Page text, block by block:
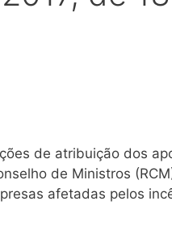
de atribuição dos
de Ministros
afetadas pelos